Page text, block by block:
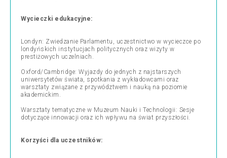
Wycieczki edukacyjne:
Londyn: Zwiedzanie Parlamentu, uczestnictwo w wycieczce po
londyńskich instytucjach politycznych oraz wizyty w
prestiżowych uczelniach.
Oxford/Cambridge: Wyjazdy do jednych z najstarszych
uniwersytetów świata, spotkania z wykładowcami oraz
warsztaty związane z przywództwem i nauką na poziomie
akademickim.
Warsztaty tematyczne w Muzeum Nauki i Technologii: Sesje
dotyczące innowacji oraz ich wpływu na świat przyszłości.
Korzyści dla uczestników: